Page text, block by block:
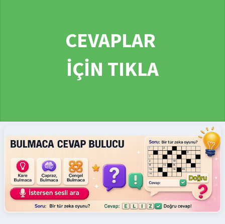
CEVAPLAR
İÇİN TIKLA